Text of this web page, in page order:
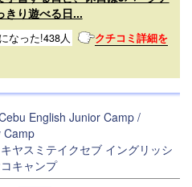
きり遊べる日...
なった!438人
クチコミ詳細を
English Junior Camp /
Camp
ヤスミテイクセブ イングリッシ
キャンプ